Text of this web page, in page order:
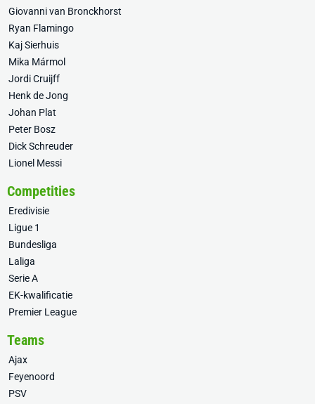
Giovanni van Bronckhorst
Ryan Flamingo
Kaj Sierhuis
Mika Mármol
Jordi Cruijff
Henk de Jong
Johan Plat
Peter Bosz
Dick Schreuder
Lionel Messi
Competities
Eredivisie
Ligue 1
Bundesliga
Laliga
Serie A
EK-kwalificatie
Premier League
Teams
Ajax
Feyenoord
PSV